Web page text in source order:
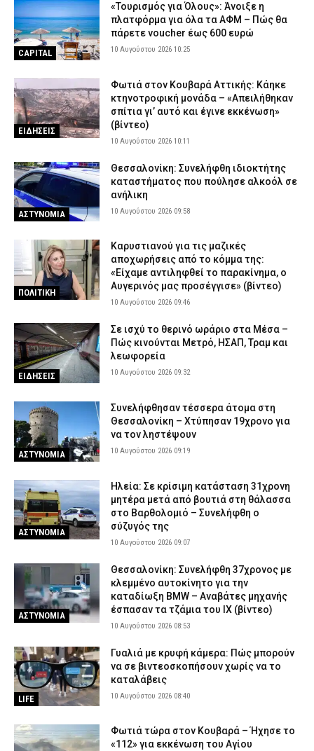
CAPITAL
«Τουρισμός για Όλους»: Άνοιξε η
πλατφόρμα για όλα τα ΑΦΜ – Πώς θα
πάρετε voucher έως 600 ευρώ
10 Αυγούστου 2026 10:25
ΕΙΔΗΣΕΙΣ
Φωτιά στον Κουβαρά Αττικής: Κάηκε
κτηνοτροφική μονάδα – «Απειλήθηκαν
σπίτια γι’ αυτό και έγινε εκκένωση»
(βίντεο)
10 Αυγούστου 2026 10:11
ΑΣΤΥΝΟΜΙΑ
Θεσσαλονίκη: Συνελήφθη ιδιοκτήτης
καταστήματος που πούλησε αλκοόλ σε
ανήλικη
10 Αυγούστου 2026 09:58
ΠΟΛΙΤΙΚΗ
Καρυστιανού για τις μαζικές
αποχωρήσεις από το κόμμα της:
«Είχαμε αντιληφθεί το παρακίνημα, ο
Αυγερινός μας προσέγγισε» (βίντεο)
10 Αυγούστου 2026 09:46
ΕΙΔΗΣΕΙΣ
Σε ισχύ το θερινό ωράριο στα Μέσα –
Πώς κινούνται Μετρό, ΗΣΑΠ, Τραμ και
λεωφορεία
10 Αυγούστου 2026 09:32
ΑΣΤΥΝΟΜΙΑ
Συνελήφθησαν τέσσερα άτομα στη
Θεσσαλονίκη – Χτύπησαν 19χρονο για
να τον ληστέψουν
10 Αυγούστου 2026 09:19
ΑΣΤΥΝΟΜΙΑ
Ηλεία: Σε κρίσιμη κατάσταση 31χρονη
μητέρα μετά από βουτιά στη θάλασσα
στο Βαρθολομιό – Συνελήφθη ο
σύζυγός της
10 Αυγούστου 2026 09:07
ΑΣΤΥΝΟΜΙΑ
Θεσσαλονίκη: Συνελήφθη 37χρονος με
κλεμμένο αυτοκίνητο για την
καταδίωξη BMW – Αναβάτες μηχανής
έσπασαν τα τζάμια του ΙΧ (βίντεο)
10 Αυγούστου 2026 08:53
LIFE
Γυαλιά με κρυφή κάμερα: Πώς μπορούν
να σε βιντεοσκοπήσουν χωρίς να το
καταλάβεις
10 Αυγούστου 2026 08:40
Φωτιά τώρα στον Κουβαρά – Ήχησε το
«112» για εκκένωση του Αγίου